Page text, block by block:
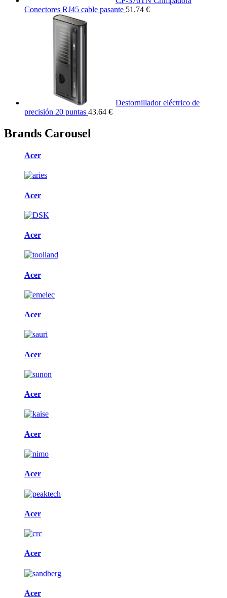
Conectores RJ45 cable pasante 51.74 €
Destornillador eléctrico de
precisión 20 puntas 43.64 €
Brands Carousel
Acer
Acer
Acer
Acer
Acer
Acer
Acer
Acer
Acer
Acer
Acer
Acer